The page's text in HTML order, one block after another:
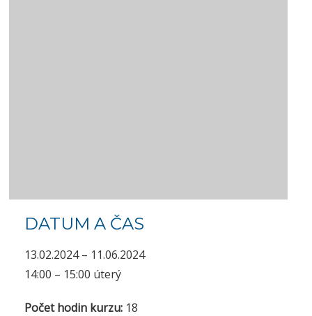
DATUM A ČAS
13.02.2024 – 11.06.2024
14:00 – 15:00 úterý
Počet hodin kurzu: 18